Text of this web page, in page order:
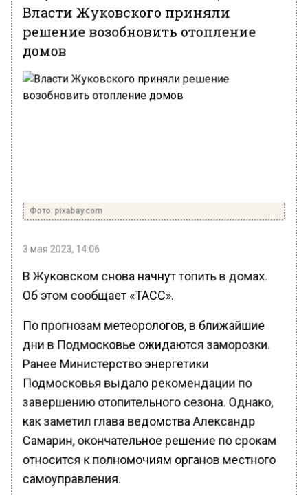
Власти Жуковского приняли
решение возобновить отопление
домов
Фото: pixabay.com
3 мая 2023, 14:06
В Жуковском снова начнут топить в домах.
Об этом сообщает «ТАСС».
По прогнозам метеорологов, в ближайшие
дни в Подмосковье ожидаются заморозки.
Ранее Министерство энергетики
Подмосковья выдало рекомендации по
завершению отопительного сезона. Однако,
как заметил глава ведомства Александр
Самарин, окончательное решение по срокам
относится к полномочиям органов местного
самоуправления.